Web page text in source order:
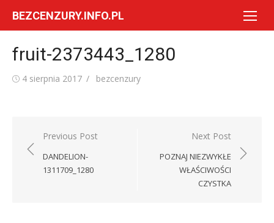
BEZCENZURY.INFO.PL
fruit-2373443_1280
Posted
4 sierpnia 2017 Author
bezcenzury
Nawigacja
wpisu
Previous Post
DANDELION-
1311709_1280
Next Post
POZNAJ NIEZWYKŁE
WŁAŚCIWOŚCI
CZYSTKA